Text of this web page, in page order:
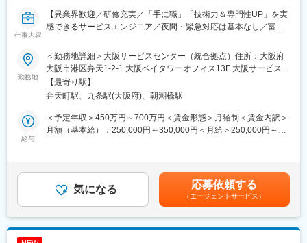
仕事内容
【異業界歓迎／研修充実／「手に職」「技術力＆専門性UP」を実
感できるサービスエンジニア／夜間・緊急対応は基本なし／富士
■職務内容：
富士フイルムグループが提供する医療機器の設置・保守・技術サ
ポートを担当いただきます。
既に導入されているクリニックを中心に、オンコール呼び出しを
含み1日2～3件程度の訪問で、点検・メンテナンス・不具合対応
を行います。
本ポジションは、「ただ直す」ではなく、「医療現場に貢献する
■職務内容詳細：
主にCR（デジタル画像診断システム・エックスレイフィルム自動
勤務地
＜勤務地詳細＞大阪サービスセンター（統合拠点）住所：大阪府
大阪市港区弁天1-2-1 大阪ベイタワーオフィス13F 大阪サービスセ
ンター 7F受動喫煙対策：屋内全面禁煙変更の範囲：会社の定め
る事業所（リモートワーク含む）
【最寄り駅】
弁天町駅、九条駅(大阪府)、朝潮橋駅
給与
＜予定年収＞450万円～700万円＜賃金形態＞月給制＜賃金内訳＞
月額（基本給）：250,000円～350,000円＜月給＞250,000円～
気になる 応募依頼する
（エージェントサービス）